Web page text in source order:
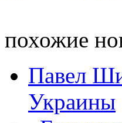
похожие
Павел
Украины